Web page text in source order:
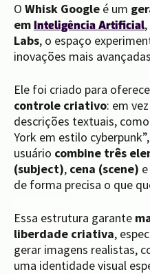
O Whisk Google é um
emInteligência Artificial
Labs, o espaço
inovações mais
Ele foi criado para
controle criativo: em
descrições textuais,
York em estilo
usuário combine três
(subject), cena (scene) e
de forma precisa o que
Essa estrutura garante
liberdade criativa,
gerar imagens realistas,
uma identidade visual